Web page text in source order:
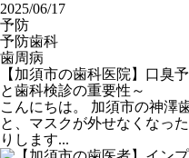
2025/06/17
予防
予防歯科
歯周病
【加須市の歯科医院】口臭
と歯科検診の重要性～
こんにちは。 加須市の神澤
と、マスクが外せなくなっ
りします...